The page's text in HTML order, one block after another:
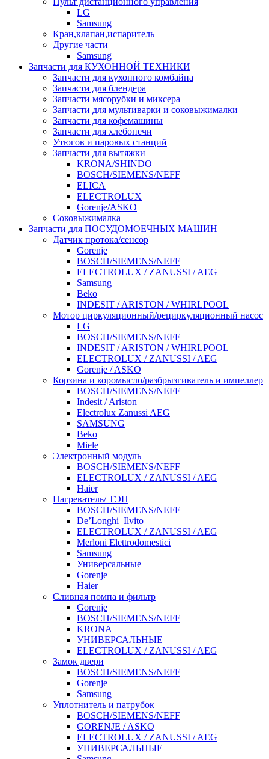
LG
Samsung
Кран,клапан,испаритель
Другие части
Samsung
Запчасти для КУХОННОЙ ТЕХНИКИ
Запчасти для кухонного комбайна
Запчасти для блендера
Запчасти мясорубки и миксера
Запчасти для мультиварки и соковыжималки
Запчасти для кофемашины
Запчасти для хлебопечи
Утюгов и паровых станций
Запчасти для вытяжки
KRONA/SHINDO
BOSCH/SIEMENS/NEFF
ELICA
ELECTROLUX
Gorenje/ASKO
Соковыжималка
Запчасти для ПОСУДОМОЕЧНЫХ МАШИН
Датчик протока/сенсор
Gorenje
BOSCH/SIEMENS/NEFF
ELECTROLUX / ZANUSSI / AEG
Samsung
Beko
INDESIT / ARISTON / WHIRLPOOL
Мотор циркуляционный/рециркуляционный насос
LG
BOSCH/SIEMENS/NEFF
INDESIT / ARISTON / WHIRLPOOL
ELECTROLUX / ZANUSSI / AEG
Gorenje / ASKO
Корзина и коромысло/разбрызгиватель и импеллер
BOSCH/SIEMENS/NEFF
Indesit / Ariston
Electrolux Zanussi AEG
SAMSUNG
Beko
Miele
Электронный модуль
BOSCH/SIEMENS/NEFF
ELECTROLUX / ZANUSSI / AEG
Haier
Нагреватель/ ТЭН
BOSCH/SIEMENS/NEFF
De’Longhi_Ilvito
ELECTROLUX / ZANUSSI / AEG
Merloni Elettrodomestici
Samsung
Универсальные
Gorenje
Haier
Сливная помпа и фильтр
Gorenje
BOSCH/SIEMENS/NEFF
KRONA
УНИВЕРСАЛЬНЫЕ
ELECTROLUX / ZANUSSI / AEG
Замок двери
BOSCH/SIEMENS/NEFF
Gorenje
Samsung
Уплотнитель и патрубок
BOSCH/SIEMENS/NEFF
GORENJE / ASKO
ELECTROLUX / ZANUSSI / AEG
УНИВЕРСАЛЬНЫЕ